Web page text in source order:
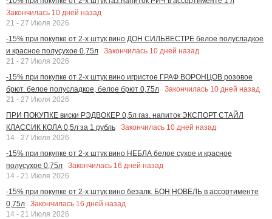
Закончилась 10 дней назад
21 - 27 Июля 2026
-15% при покупке от 2-х штук вино ДОН СИЛЬВЕСТРЕ белое полусладкое
и красное полусухое 0,75л
Закончилась 10 дней назад
21 - 27 Июля 2026
-15% при покупке от 2-х штук вино игристое ГРАФ ВОРОНЦОВ розовое
брют. белое полусладкое, белое брют 0,75л
Закончилась 10 дней назад
21 - 27 Июля 2026
ПРИ ПОКУПКЕ виски РЭДВОКЕР 0,5л газ. напиток ЭКСПОРТ СТАЙЛ
КЛАССИК КОЛА 0,5л за 1 рубль
Закончилась 10 дней назад
14 - 27 Июля 2026
-15% при покупке от 2-х штук вино НЕБЛА белое сухое и красное
полусухое 0,75л
Закончилась 16 дней назад
14 - 21 Июля 2026
-15% при покупке от 2-х штук вино безалк. БОН НОВЕЛЬ в ассортименте
0,75л
Закончилась 16 дней назад
14 - 21 Июля 2026